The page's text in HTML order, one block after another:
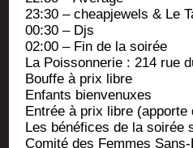
23:30 – cheap­je­wels & Le
00:30 – Djs
02:00 – Fin de la soirée
La Pois­son­ne­rie : 214 rue
Bouffe à prix libre
Enfants bien­ve­nuxes
Entrée à prix libre (apporte
Les béné­fices de la soi­rée
Comi­té des Femmes